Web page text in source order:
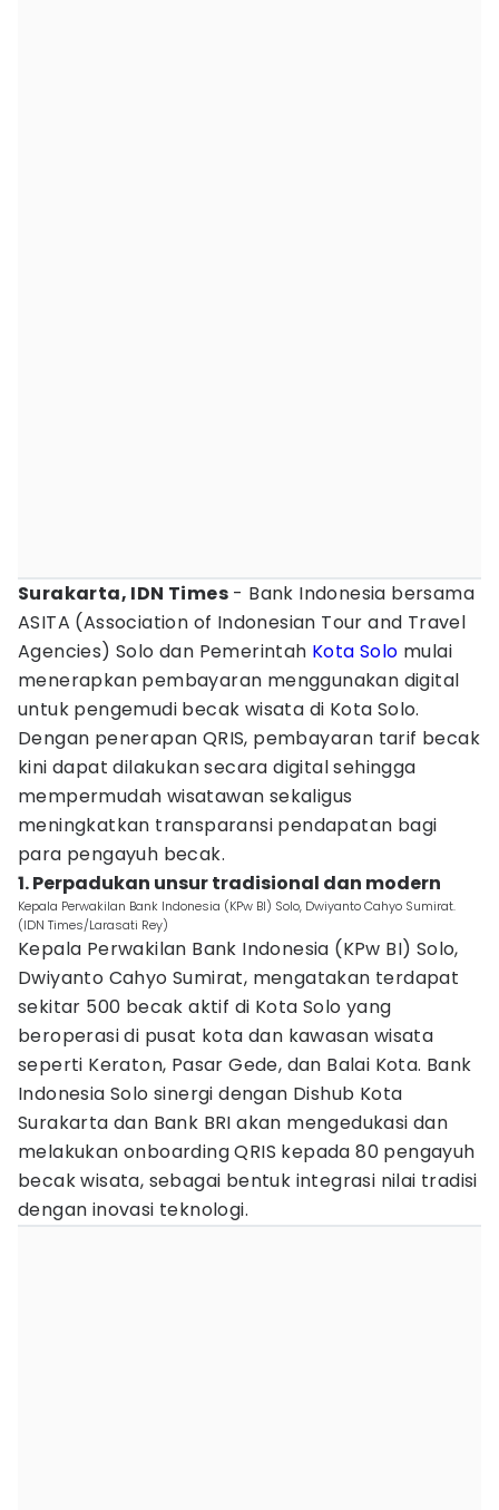
Surakarta, IDN Times - Bank Indonesia bersama
ASITA (Association of Indonesian Tour and Travel
Agencies) Solo dan Pemerintah Kota Solo mulai
menerapkan pembayaran menggunakan digital
untuk pengemudi becak wisata di Kota Solo.
Dengan penerapan QRIS, pembayaran tarif becak
kini dapat dilakukan secara digital sehingga
mempermudah wisatawan sekaligus
meningkatkan transparansi pendapatan bagi
para pengayuh becak.
1. Perpadukan unsur tradisional dan modern
Kepala Perwakilan Bank Indonesia (KPw BI) Solo, Dwiyanto Cahyo Sumirat.
(IDN Times/Larasati Rey)
Kepala Perwakilan Bank Indonesia (KPw BI) Solo,
Dwiyanto Cahyo Sumirat, mengatakan terdapat
sekitar 500 becak aktif di Kota Solo yang
beroperasi di pusat kota dan kawasan wisata
seperti Keraton, Pasar Gede, dan Balai Kota. Bank
Indonesia Solo sinergi dengan Dishub Kota
Surakarta dan Bank BRI akan mengedukasi dan
melakukan onboarding QRIS kepada 80 pengayuh
becak wisata, sebagai bentuk integrasi nilai tradisi
dengan inovasi teknologi.